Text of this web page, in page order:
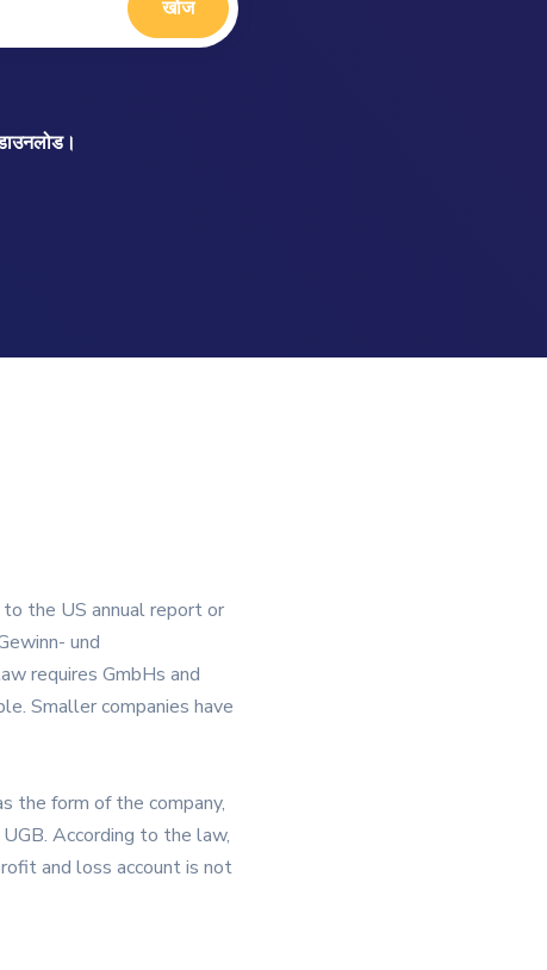
खोज
the US annual report or
und
requires GmbHs and
Smaller companies have
the form of the company,
According to the law,
and loss account is not